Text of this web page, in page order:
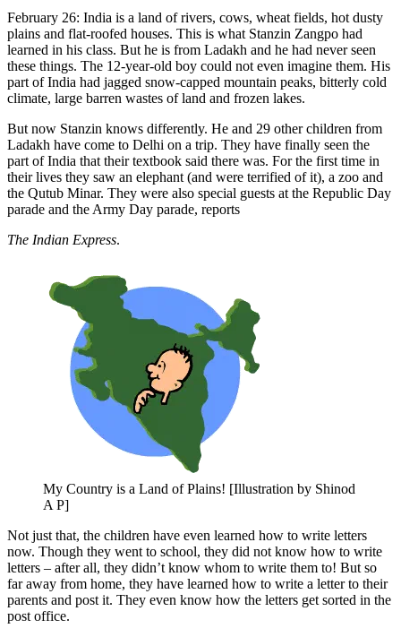
February 26: India is a land of rivers, cows, wheat fields, hot dusty
plains and flat-roofed houses. This is what Stanzin Zangpo had
learned in his class. But he is from Ladakh and he had never seen
these things. The 12-year-old boy could not even imagine them. His
part of India had jagged snow-capped mountain peaks, bitterly cold
climate, large barren wastes of land and frozen lakes.
But now Stanzin knows differently. He and 29 other children from
Ladakh have come to Delhi on a trip. They have finally seen the
part of India that their textbook said there was. For the first time in
their lives they saw an elephant (and were terrified of it), a zoo and
the Qutub Minar. They were also special guests at the Republic Day
parade and the Army Day parade, reports
The Indian Express.
My Country is a Land of Plains! [Illustration by Shinod
A P]
Not just that, the children have even learned how to write letters
now. Though they went to school, they did not know how to write
letters – after all, they didn’t know whom to write them to! But so
far away from home, they have learned how to write a letter to their
parents and post it. They even know how the letters get sorted in the
post office.